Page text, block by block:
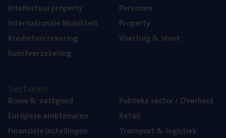
Intel­lec­tu­al property
Inter­na­ti­o­na­le Mobiliteit
Kre­diet­ver­ze­ke­ring
Kunst­ver­ze­ke­ring
Per­so­nen
Pro­per­ty
Voer­tuig& vloot
Bouw& vastgoed
Euro­pe­se ambtenaren
Finan­ci­ë­le instellingen
Publie­ke sec­tor / Overheid
Retail
Trans­port& logistiek